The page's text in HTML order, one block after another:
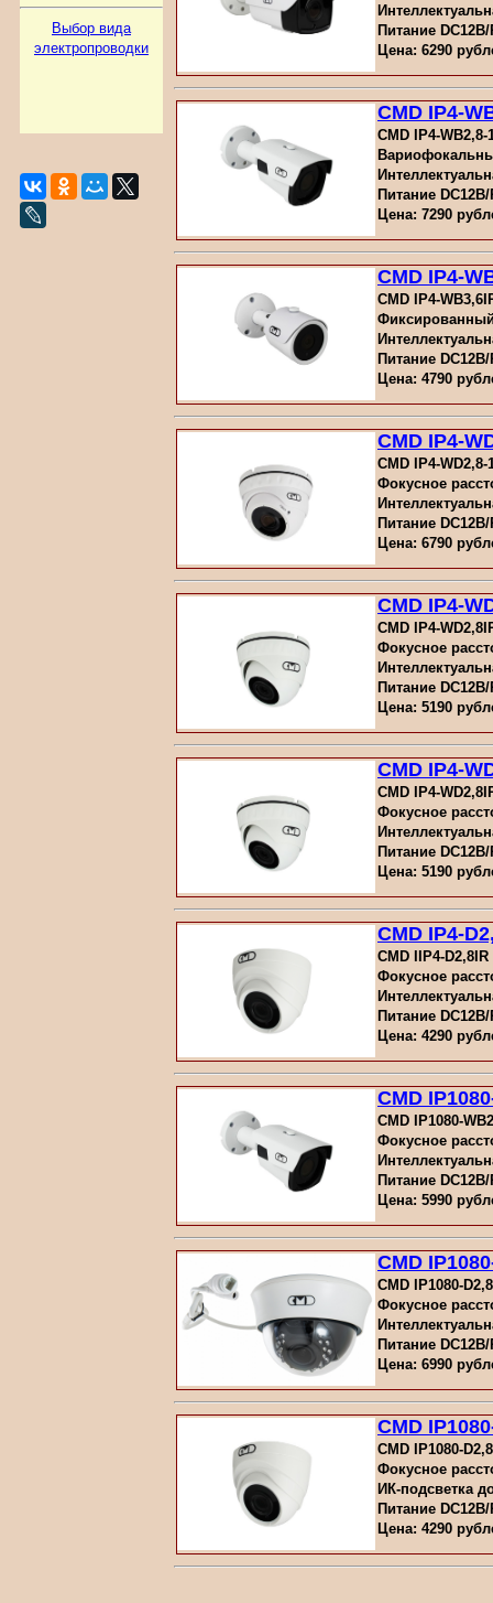
Выбор вида
электропроводки
Питание DC12В/
Цена: 6290
CMD IP4-
CMD IP4-
Питание DC12В/
Цена: 7290
CMD IP4-
CMD IP4-
Питание DC12В/
Цена: 4790
CMD IP4-
CMD IP4-
Фокусное
Питание DC12В/
Цена: 6790
CMD IP4-
CMD IP4-
Фокусное
Питание DC12В/
Цена: 5190
CMD IP4-
CMD IP4-
Фокусное
Питание DC12В/
Цена: 5190
CMD IP4-
CMD IIP4-
Фокусное
Питание DC12В/
Цена: 4290
CMD
CMD IP1080-
Фокусное
Питание DC12В/
Цена: 5990
CMD
CMD IP1080-
Фокусное
Питание DC12В/
Цена: 6990
CMD
CMD IP1080-
Фокусное
ИК-подсветка
Питание DC12В/
Цена: 4290